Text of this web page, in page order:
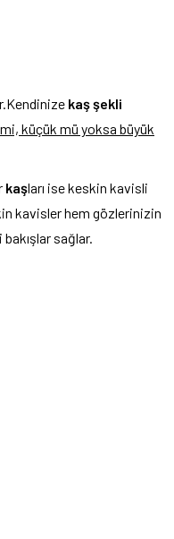
kaş şekli
küçük mü yoksa büyük
kaşları ise keskin kavisli
kavisler hem gözlerinizin
sağlar.